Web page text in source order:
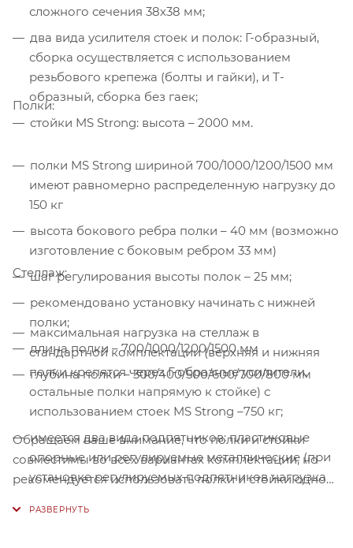
сложного сечения 38х38 мм;
два вида усилителя стоек и полок: Г-образный,
сборка осуществляется с использованием
резьбового крепежа (болты и гайки), и Т-
образный, сборка без гаек;
стойки MS Strong: высота – 2000 мм.
Полки:
полки MS Strong шириной 700/1000/1200/1500 мм
имеют равномерно распределенную нагрузку до
150 кг
высота бокового ребра полки – 40 мм (возможно
изготовление с боковым ребром 33 мм)
шаг регулирования высоты полок – 25 мм;
рекомендовано установку начинать с нижней
полки;
длина полки – 700/1000/1200/1500 мм
глубина полки – 300/400/500/600/700/800 мм
Стеллаж:
максимальная нагрузка на стеллаж в
стандартной комплектации (верхняя и нижняя
полки крепятся через Г-образные усилители,
остальные полки напрямую к стойке) с
использованием стоек MS Strong –750 кг;
имеется два вида подпятников: пластиковые
опорные или регулируемые металлические (при
установке регулируемых подпятников нагрузка
грузоподъемности за счет использования
Обращаем ваше внимание, что полки и стойки
совместимы во всех вариантах комплектации, но
рекомендуется использовать полки и стойки одной